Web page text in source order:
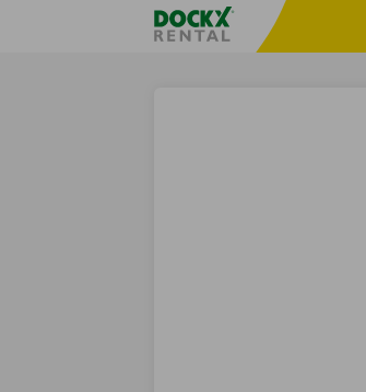
Taalselectie overslaanFratello DEMO